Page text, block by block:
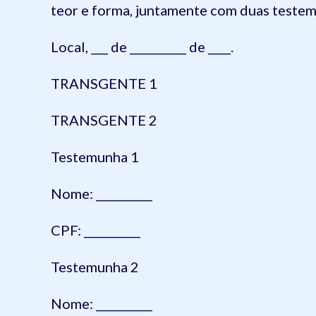
teor e forma, juntamente com duas
Local, ___ de __________ de ____.
TRANSGENTE 1
TRANSGENTE 2
Testemunha 1
Nome: __________
CPF: __________
Testemunha 2
Nome: __________